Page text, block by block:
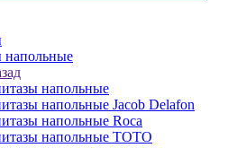
напольные
напольные
напольные Jacob Delafon
напольные Roca
напольные TOTO